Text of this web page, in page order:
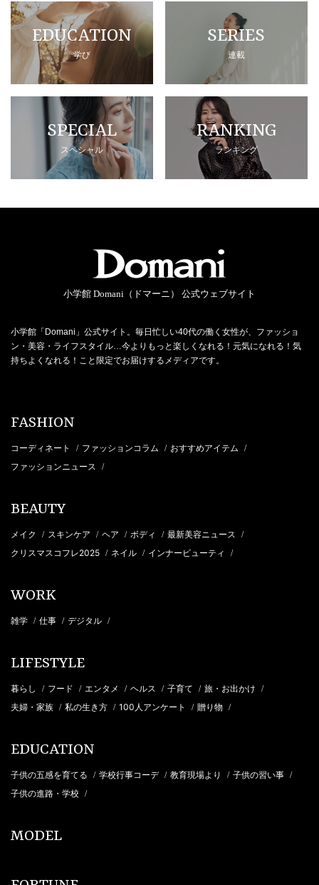
EDUCATION
学び
SERIES
連載
SPECIAL
スペシャル
RANKING
ランキング
小学館 Domani（ドマーニ） 公式ウェブサイト
小学館「Domani」公式サイト。毎日忙しい40代の働く女性が、ファッショ
ン・美容・ライフスタイル…今よりもっと楽しくなれる！元気になれる！気
持ちよくなれる！こと限定でお届けするメディアです。
FASHION
コーディネート / ファッションコラム / おすすめアイテム /
ファッションニュース /
BEAUTY
メイク / スキンケア / ヘア / ボディ / 最新美容ニュース /
クリスマスコフレ2025 / ネイル / インナービューティ /
WORK
雑学 / 仕事 / デジタル /
LIFESTYLE
暮らし / フード / エンタメ / ヘルス / 子育て / 旅・お出かけ /
夫婦・家族 / 私の生き方 / 100人アンケート / 贈り物 /
EDUCATION
子供の五感を育てる / 学校行事コーデ / 教育現場より / 子供の習い事 /
子供の進路・学校 /
MODEL